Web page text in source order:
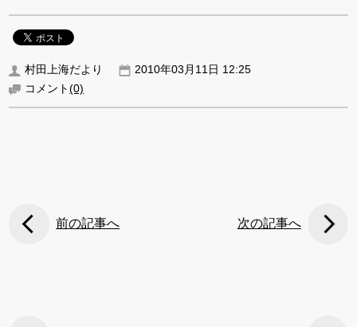
村田上海だより
2010年03月11日 12:25
コメント(0)
前の記事へ 次の記事へ